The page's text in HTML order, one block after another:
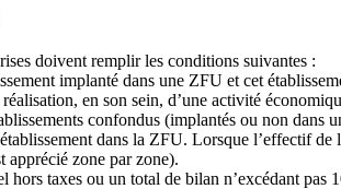
doivent remplir les conditions suivantes :
implanté dans une ZFU et cet
en son sein, d’une activité
confondus (implantés ou non
dans la ZFU. Lorsque l’effectif
apprécié zone par zone).
hors taxes ou un total de bilan n’excédant